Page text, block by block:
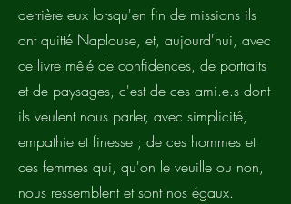
derrière eux lorsqu'en fin de missions ils
ont quitté Naplouse, et, aujourd'hui, avec
ce livre mêlé de confidences, de portraits
et de paysages, c'est de ces ami.e.s dont
ils veulent nous parler, avec simplicité,
empathie et finesse ; de ces hommes et
ces femmes qui, qu'on le veuille ou non,
nous ressemblent et sont nos égaux.